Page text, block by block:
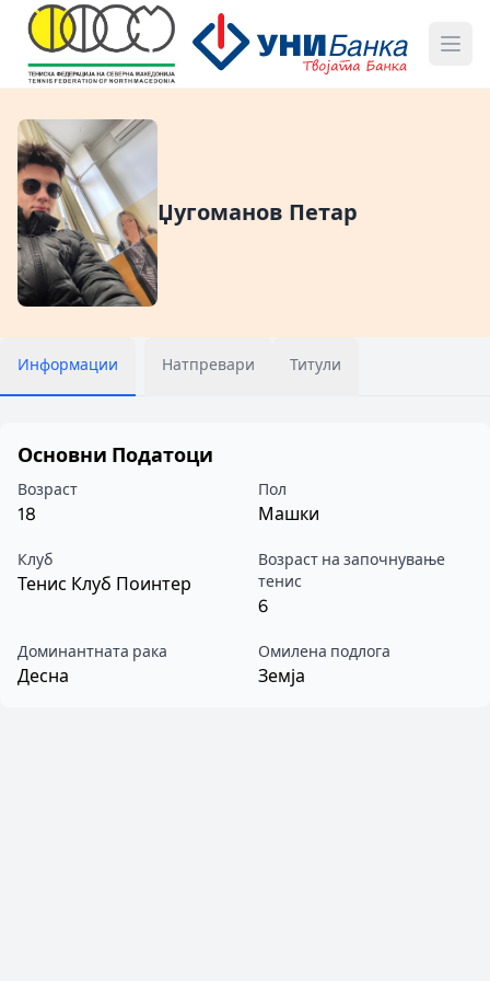
Џугоманов Петар
Информации Натпревари Титули
Основни Податоци
Возраст
18
Пол
Машки
Клуб
Тенис Клуб Поинтер
Возраст на започнување
тенис
6
Доминантната рака
Десна
Омилена подлога
Земја